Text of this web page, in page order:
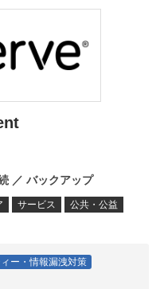
／ バックアップ
サービス 公共・公益
ー・情報漏洩対策